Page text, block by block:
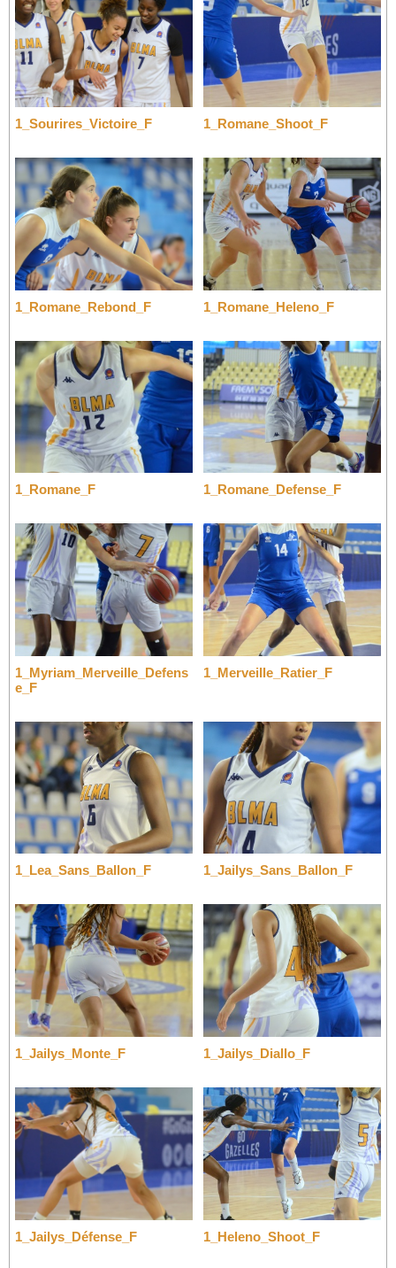
1_Sourires_Victoire_F 1_Romane_Shoot_F
1_Romane_Rebond_F 1_Romane_Heleno_F
1_Romane_F 1_Romane_Defense_F
1_Myriam_Merveille_Defens
e_F
1_Merveille_Ratier_F
1_Lea_Sans_Ballon_F 1_Jailys_Sans_Ballon_F
1_Jailys_Monte_F 1_Jailys_Diallo_F
1_Jailys_Défense_F 1_Heleno_Shoot_F